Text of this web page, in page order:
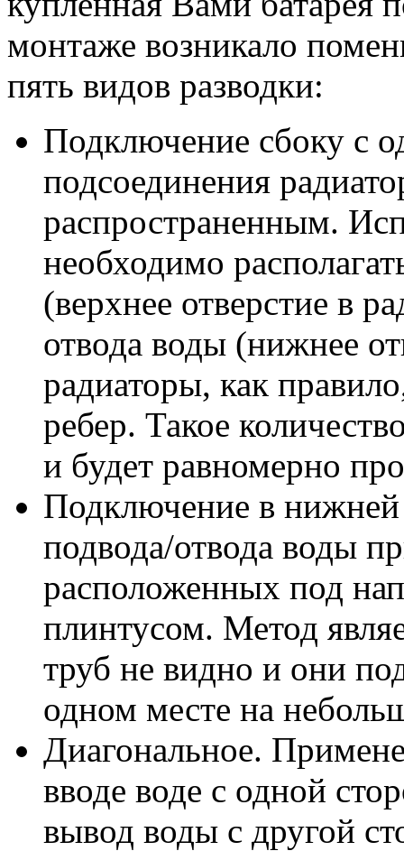
монтаже возникало
пять видов разводки:
Подключение сбоку с
подсоединения
распространенным.
необходимо
(верхнее отверстие в
отвода воды (нижнее
радиаторы, как
ребер. Такое
и будет равномерно
Подключение в нижней
подвода/отвода воды
расположенных под
плинтусом. Метод
труб не видно и они
одном месте на
Диагональное.
вводе воде с одной
вывод воды с другой